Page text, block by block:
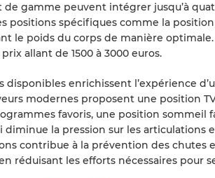
de gamme peuvent intégrer jusqu’à
positions spécifiques comme la
le poids du corps de manière
allant de 1500 à 3000 euros.
disponibles enrichissent l’expérience
modernes proposent une position
favoris, une position sommeil
la pression sur les articulations
contribue à la prévention des chutes
réduisant les efforts nécessaires pour